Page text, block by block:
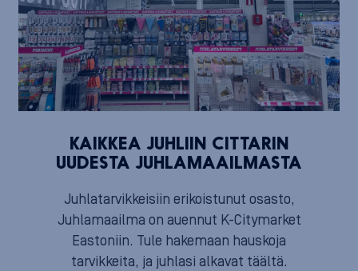
KAIKKEA JUHLIIN CITTARIN
UUDESTA JUHLAMAAILMASTA
Juhlatarvikkeisiin erikoistunut osasto,
Juhlamaailma on auennut K-Citymarket
Eastoniin. Tule hakemaan hauskoja
tarvikkeita, ja juhlasi alkavat täältä.